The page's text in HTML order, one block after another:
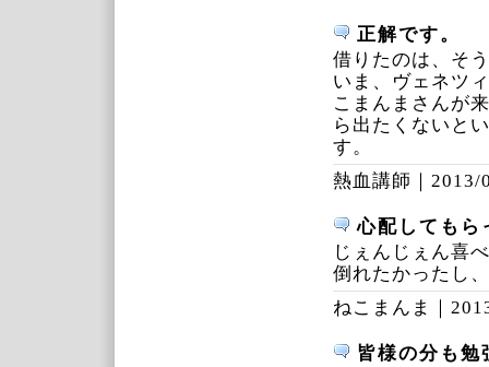
正解です。
借りたのは、そ
いま、ヴェネツ
こまんまさんが
ら出たくないと
す。
熱血講師｜ 2013/
心配してもら
じぇんじぇん喜
倒れたかったし
ねこまんま｜
皆様の分も勉